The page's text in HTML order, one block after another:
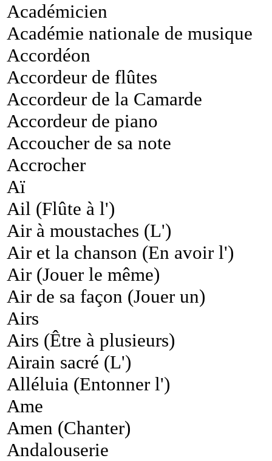
Académicien
Académie nationale de musique
Accordéon
Accordeur de flûtes
Accordeur de la Camarde
Accordeur de piano
Accoucher de sa note
Accrocher
Aï
Ail (Flûte à l')
Air à moustaches (L')
Air et la chanson (En avoir l')
Air (Jouer le même)
Air de sa façon (Jouer un)
Airs
Airs (Être à plusieurs)
Airain sacré (L')
Alléluia (Entonner l')
Ame
Amen (Chanter)
Andalouserie